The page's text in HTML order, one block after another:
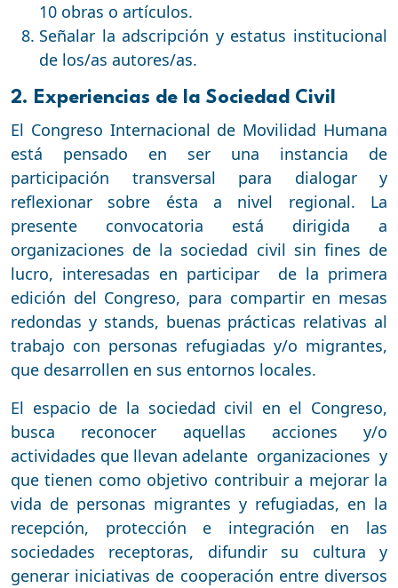
10 obras o artículos.
Señalar la adscripción y estatus institucional
de los/as autores/as.
2. Experiencias de la Sociedad Civil
El Congreso Internacional de Movilidad Humana
está pensado en ser una instancia de
participación transversal para dialogar y
reflexionar sobre ésta a nivel regional. La
presente convocatoria está dirigida a
organizaciones de la sociedad civil sin fines de
lucro, interesadas en participar de la primera
edición del Congreso, para compartir en mesas
redondas y stands, buenas prácticas relativas al
trabajo con personas refugiadas y/o migrantes,
que desarrollen en sus entornos locales.
​El espacio de la sociedad civil en el Congreso,
busca reconocer aquellas acciones y/o
actividades que llevan adelante organizaciones y
que tienen como objetivo contribuir a mejorar la
vida de personas migrantes y refugiadas, en la
recepción, protección e integración en las
sociedades receptoras, difundir su cultura y
generar iniciativas de cooperación entre diversos